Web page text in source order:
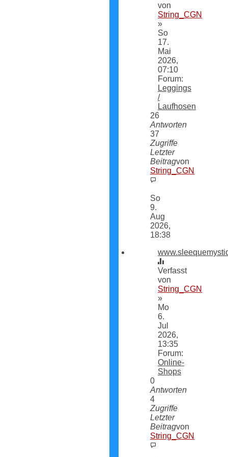
von
String_CGN
»
So
17.
Mai
2026,
07:10
Forum:
Leggings
/
Laufhosen
26
Antworten
37
Zugriffe
Letzter
Beitragvon
String_CGN
Beitrag
So
9.
Aug
2026,
18:38
Verfasst
von
String_CGN
»
Mo
6.
Jul
2026,
13:35
Forum:
Online-
Shops
0
Antworten
4
Zugriffe
Letzter
Beitragvon
String_CGN